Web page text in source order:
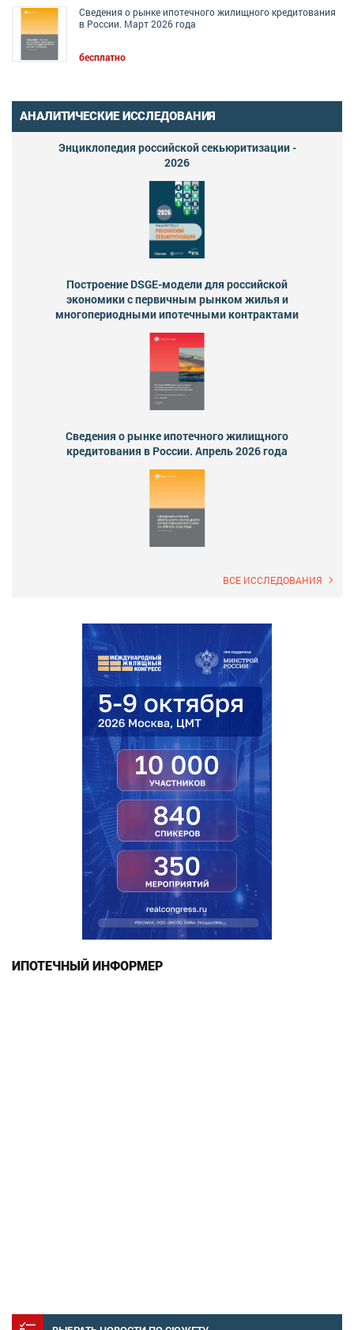
Сведения о рынке ипотечного жилищного кредитования
в России. Март 2026 года
бесплатно
АНАЛИТИЧЕСКИЕ ИССЛЕДОВАНИЯ
Энциклопедия российской секьюритизации -
2026
Построение DSGE-модели для российской
экономики с первичным рынком жилья и
многопериодными ипотечными контрактами
Сведения о рынке ипотечного жилищного
кредитования в России. Апрель 2026 года
ВСЕ ИССЛЕДОВАНИЯ
ИПОТЕЧНЫЙ ИНФОРМЕР